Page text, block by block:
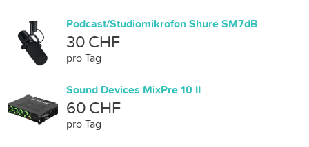
Podcast/Studiomikrofon Shure SM7dB
30 CHF
pro Tag
Sound Devices MixPre 10 II
60 CHF
pro Tag